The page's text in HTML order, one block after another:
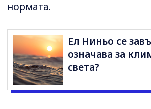
нормата.
Ел Ниньо се
означава за
света?